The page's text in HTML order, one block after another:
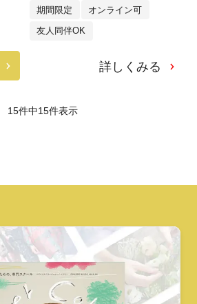
期間限定 オンライン可
友人同伴OK
詳しくみる
15件中15件表示